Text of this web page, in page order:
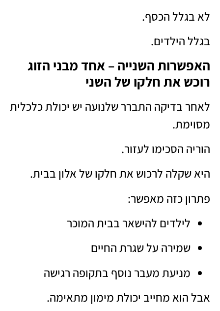
לא בגלל הכסף.
בגלל הילדים.
האפשרות השנייה – אחד מבני הזוג
רוכש את חלקו של השני
לאחר בדיקה התברר שלנועה יש יכולת כלכלית
מסוימת.
הוריה הסכימו לעזור.
היא שקלה לרכוש את חלקו של אלון בבית.
פתרון כזה מאפשר:
לילדים להישאר בבית המוכר
שמירה על שגרת החיים
מניעת מעבר נוסף בתקופה רגישה
אבל הוא מחייב יכולת מימון מתאימה.